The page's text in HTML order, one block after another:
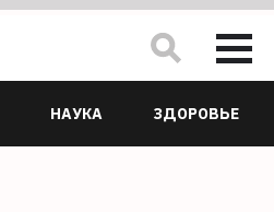
НАУКА ЗДОРОВЬЕ